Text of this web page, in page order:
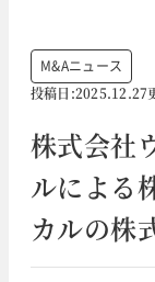
M&Aニュース
投稿日:2025.12.27
株式会社
ルによる
カルの株